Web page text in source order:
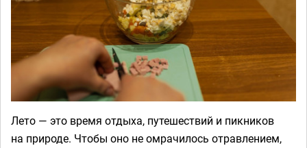
Лето — это время отдыха, путешествий и пикников
на природе. Чтобы оно не омрачилось отравлением,